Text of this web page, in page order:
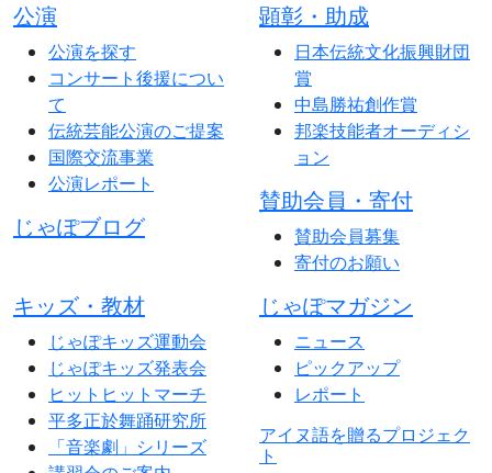
公演
公演を探す
コンサート後援につい
て
伝統芸能公演のご提案
国際交流事業
公演レポート
じゃぽブログ
顕彰・助成
日本伝統文化振興財団
賞
中島勝祐創作賞
邦楽技能者オーディシ
ョン
賛助会員・寄付
賛助会員募集
寄付のお願い
キッズ・教材
じゃぽキッズ運動会
じゃぽキッズ発表会
ヒットヒットマーチ
平多正於舞踊研究所
「音楽劇」シリーズ
じゃぽマガジン
ニュース
ピックアップ
レポート
アイヌ語を贈るプロジェク
ト